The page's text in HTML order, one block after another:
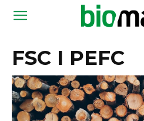
Magazyn
FSC I PEFC